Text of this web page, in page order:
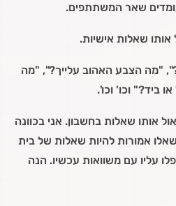
שאר המשתתפים.
שאלות אישיות.
"מה הצבע האהוב עלייך?", "מה
ביד?" וכו' וכו'.
שאלות בחשבון. אני בכוונה
אמורות להיות שאלות של בית
עליו עם משוואות עכשיו. הנה